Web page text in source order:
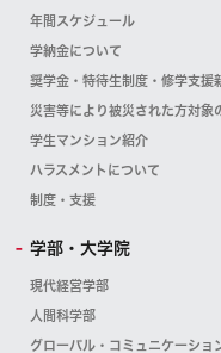
年間スケジュール
学納金について
奨学金・特待生制度・修学支援
災害等により被災された方対象
学生マンション紹介
ハラスメントについて
制度・支援
学部・大学院
現代経営学部
人間科学部
グローバル・コミュニケーショ